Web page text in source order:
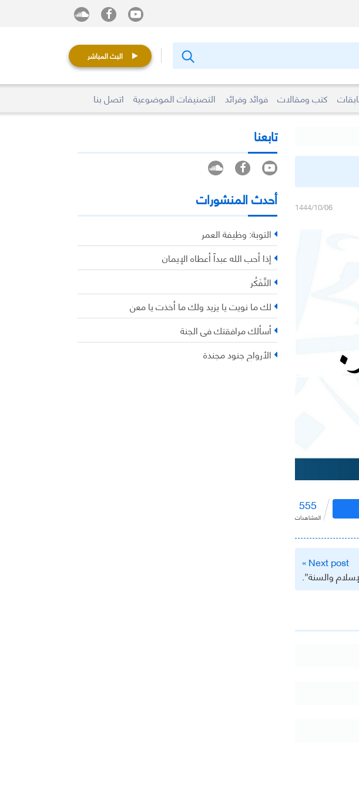
البث المباشر
كتب ومقالات فوائد وفرائد التصنيفات الموضوعية اتصل بنا
1444/10/06
555
المشاهدات
Next post »
تابعنا
أحدث المنشورات
التوبة: وظيفة العمر
إذا أحب الله عبداً أعطاه الإيمان
التَّفَكُر
لك ما نويت يا يزيد ولك ما أخذت يا معن
أسألك مرافقتك في الجنة
الأرواح جنود مجندة